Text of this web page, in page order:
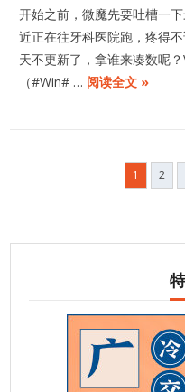
开始之前，微魔先要吐槽一
近正在往牙科医院跑，疼得
天不更新了，拿谁来凑数呢
（#Win# … 阅读全文 »
1 2